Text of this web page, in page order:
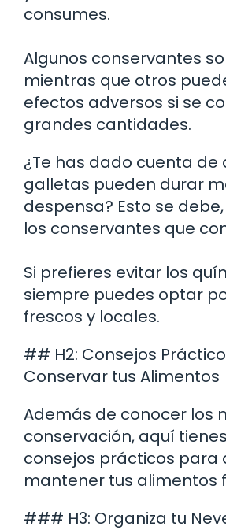
consumes.
Algunos conservantes
mientras que otros
efectos adversos si se
grandes cantidades.
¿Te has dado cuenta de
galletas pueden durar
despensa? Esto se
los conservantes que
Si prefieres evitar los
siempre puedes optar
frescos y locales.
## H2: Consejos
Conservar tus Alimentos
Además de conocer los
conservación, aquí
consejos prácticos para
mantener tus alimentos
### H3: Organiza tu